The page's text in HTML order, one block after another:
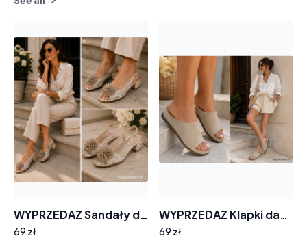
WYPRZEDAZ Sandały damskie GOODIN GD-FL26405 skóra ażurek obcas pompon
69 zł
WYPRZEDAZ Klapki damskie GOODIN SW-2664 skóra zamsz lekkie wygodne casual
69 zł